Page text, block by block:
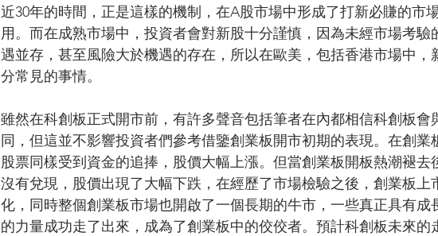
近30年的時間，正是這樣的機制，在A股市場中形成了打新必賺的市
用。而在成熟市場中，投資者會對新股十分謹慎，因為未經市場考驗
遇並存，甚至風險大於機遇的存在，所以在歐美，包括香港市場中，
分常見的事情。
雖然在科創板正式開市前，有許多聲音包括筆者在內都相信科創板會
同，但這並不影響投資者們參考借鑒創業板開市初期的表現。在創業
股票同樣受到資金的追捧，股價大幅上漲。但當創業板開板熱潮褪去
沒有兌現，股價出現了大幅下跌，在經歷了市場檢驗之後，創業板上
化，同時整個創業板市場也開啟了一個長期的牛市，一些真正具有成
的力量成功走了出來，成為了創業板中的佼佼者。預計科創板未來的